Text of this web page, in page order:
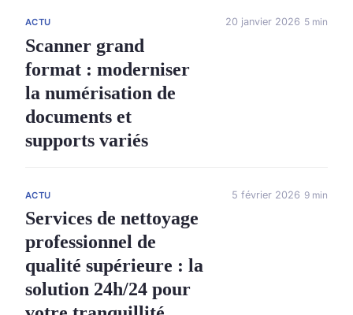
ACTU
Scanner grand
format : moderniser
la numérisation de
documents et
supports variés
20 janvier 2026 5 min
ACTU
Services de nettoyage
professionnel de
qualité supérieure : la
solution 24h/24 pour
5 février 2026 9 min